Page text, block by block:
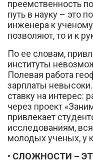
преемственность
путь в науку – это
инженера к
позволяют, то и к
По ее словам,
институты
Полевая работа
зарплаты
ставку на интерес:
через проект
привлекает
исследованиям,
молодых ученых, у
• СЛОЖНОСТИ –